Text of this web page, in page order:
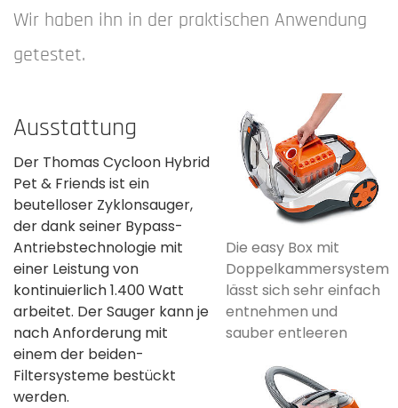
Wir haben ihn in der praktischen Anwendung
getestet.
Die easy Box mit
Doppelkammersystem
lässt sich sehr einfach
entnehmen und
sauber entleeren
Ausstattung
Der Thomas Cycloon Hybrid
Pet & Friends ist ein
beutelloser Zyklonsauger,
der dank seiner Bypass-
Antriebs­technologie mit
einer Leistung von
kontinuierlich­ 1.400 Watt
arbeitet. Der Sauger kann je
nach Anforderung mit
einem der beiden­
Filtersysteme­ bestückt
werden.